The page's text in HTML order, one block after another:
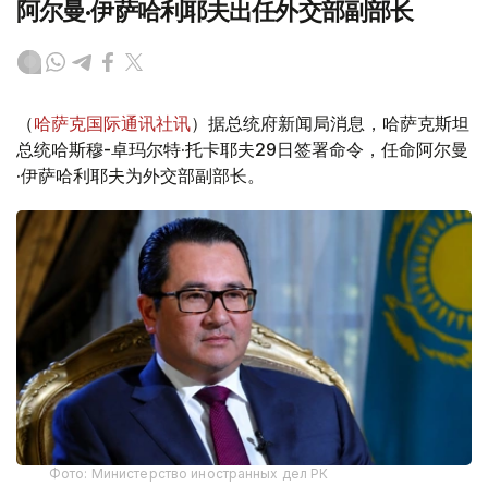
阿尔曼·伊萨哈利耶夫出任外交部副部长
（哈萨克国际通讯社讯）据总统府新闻局消息，哈萨克斯坦
总统哈斯穆-卓玛尔特·托卡耶夫29日签署命令，任命阿尔曼
·伊萨哈利耶夫为外交部副部长。
Фото: Министерство иностранных дел РК